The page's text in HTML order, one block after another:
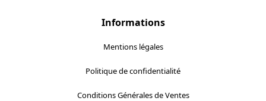
Informations
Mentions légales
Politique de confidentialité
Conditions Générales de Ventes